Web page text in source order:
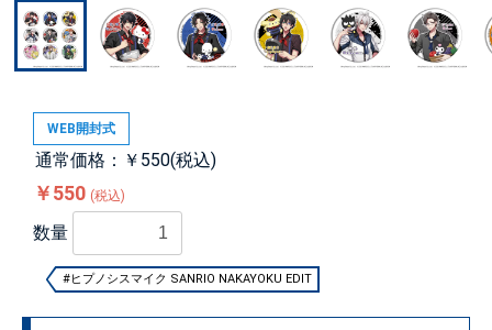
WEB開封式
通常価格：￥550(税込)
￥550 (税込)
数量
#ヒプノシスマイク SANRIO NAKAYOKU EDIT